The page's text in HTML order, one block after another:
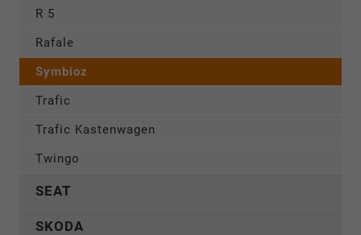
R 5
Rafale
Symbioz
Trafic
Trafic Kastenwagen
Twingo
SEAT
SKODA